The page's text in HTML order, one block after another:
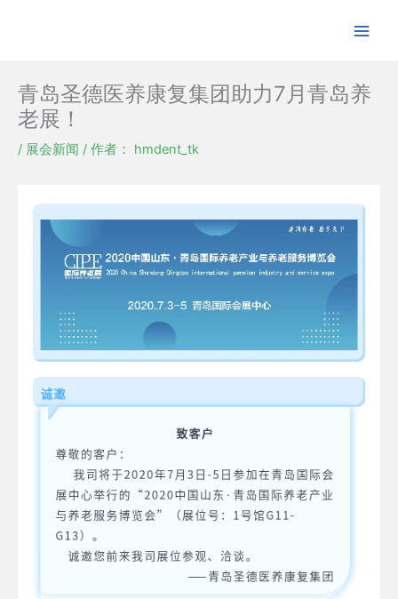
内
青岛圣德医养康复集团助力7月青岛养
老展！
/ 展会新闻 / 作者： hmdent_tk